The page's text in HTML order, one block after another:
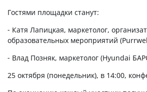
Гостями площадки станут:
- Катя Лапицкая, маркетолог,
образовательных мероприятий
- Влад Позняк, маркетолог (Hyundai
25 октября (понедельник), в 14:00,